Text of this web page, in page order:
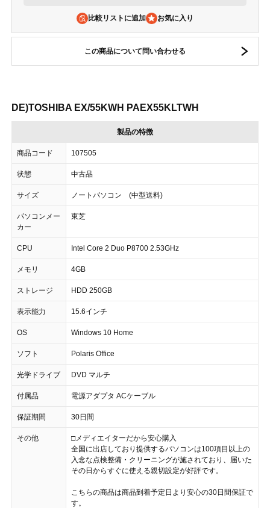
比較リストに追加
この商品について問い合わせる
DE)TOSHIBA EX/55KWH PAEX55KLTWH
製品の特徴
商品コード 107505
状態 中古品
サイズ ノートパソコン (中型送料)
パソコンメー
カー
東芝
CPU Intel Core 2 Duo P8700 2.53GHz
メモリ 4GB
ストレージ HDD 250GB
表示能力 15.6インチ
OS Windows 10 Home
ソフト Polaris Office
光学ドライブ DVD マルチ
付属品 電源アダプタ ACケーブル
保証期間 30日間
その他
□メディエイターだから安心購入
全国に出店しており提供するパソコンは100項目以上の
入念な点検整備・クリーニングが施されており、届いた
その日からすぐに使える親切設定が好評です。
こちらの商品は商品到着予定日より安心の30日間保証で
す。